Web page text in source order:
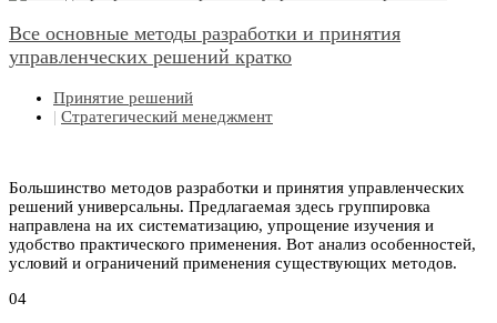
Все основные методы разработки и принятия
управленческих решений кратко
Принятие решений
| Стратегический менеджмент
Большинство методов разработки и принятия управленческих
решений универсальны. Предлагаемая здесь группировка
направлена на их систематизацию, упрощение изучения и
удобство практического применения. Вот анализ особенностей,
условий и ограничений применения существующих методов.
04